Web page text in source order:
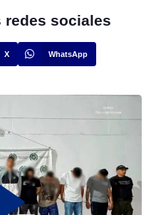
redes sociales
X WhatsApp